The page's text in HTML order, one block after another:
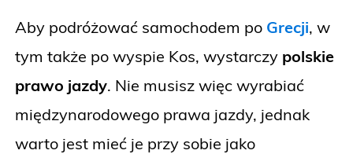
Aby podróżować samochodem po Grecji, w
tym także po wyspie Kos, wystarczy polskie
prawo jazdy. Nie musisz więc wyrabiać
międzynarodowego prawa jazdy, jednak
warto jest mieć je przy sobie jako